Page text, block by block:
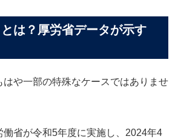
は？厚労省データが示す
はや一部の特殊なケースではありませ
働省が令和5年度に実施し、2024年4